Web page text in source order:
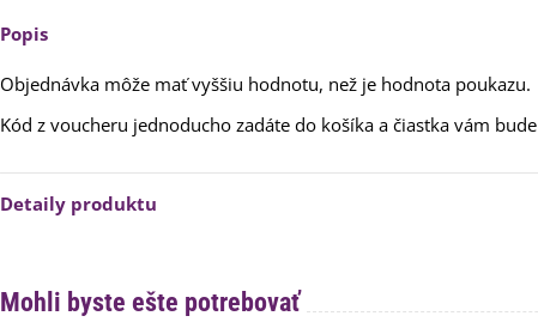
plochu - výsevný disk...
Daucus carota - semená -...
1,53 €
2,69 € 3,85 € -30%
Popis
Objednávka môže mať vyššiu hodnotu, než je hodnota poukazu.
Kód z voucheru jednoducho zadáte do košíka a čiastka vám bude
Detaily produktu
Mohli byste ešte potrebovať